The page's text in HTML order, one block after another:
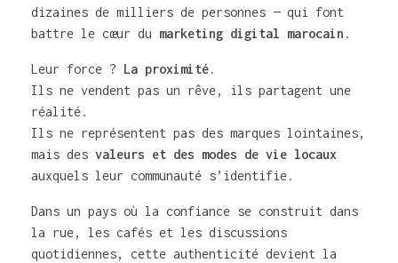
dizaines de milliers de personnes — qui font
battre le cœur du marketing digital marocain .
Leur force ? La proximité.
Ils ne vendent pas un rêve, ils partagent une
réalité.
Ils ne représentent pas des marques lointaines,
mais des valeurs et des modes de vie locaux
auxquels leur communauté s’identifie.
Dans un pays où la confiance se construit dans
la rue, les cafés et les discussions
quotidiennes, cette authenticité devient la